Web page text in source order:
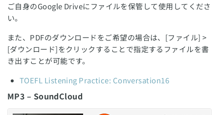
TOEFL Listening Practice:
Conversation18
TOEFL Listening Practice:
Conversation19
TOEFL Listening Practice:
Conversation20
ご自身のGoogle Driveにファイルを保管して使用してくださ
い。
また、PDFのダウンロードをご希望の場合は、[ファイル] >
[ダウンロード]をクリックすることで指定するファイルを書
き出すことが可能です。
TOEFL Listening Practice: Conversation16
MP3 – SoundCloud
solo-ielts-
toefl.com
English Revolution 2021. Powered bySolo Group